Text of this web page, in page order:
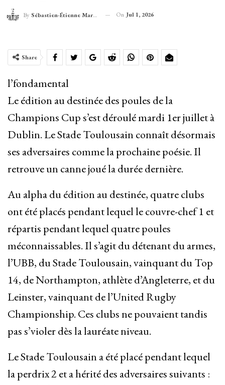
By Sébastien-Étienne Marechal On Jul 1, 2026
Share
l’fondamental
Le édition au destinée des poules de la
Champions Cup s’est déroulé mardi 1er juillet à
Dublin. Le Stade Toulousain connaît désormais
ses adversaires comme la prochaine poésie. Il
retrouve un canne joué la durée dernière.
Au alpha du édition au destinée, quatre clubs
ont été placés pendant lequel le couvre-chef 1 et
répartis pendant lequel quatre poules
méconnaissables. Il s’agit du détenant du armes,
l’UBB, du Stade Toulousain, vainquant du Top
14, de Northampton, athlète d’Angleterre, et du
Leinster, vainquant de l’United Rugby
Championship. Ces clubs ne pouvaient tandis
pas s’violer dès la lauréate niveau.
Le Stade Toulousain a été placé pendant lequel
la perdrix 2 et a hérité des adversaires suivants :